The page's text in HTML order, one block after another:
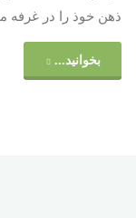
ذهن خوذ را در غرفه
بخوانید...